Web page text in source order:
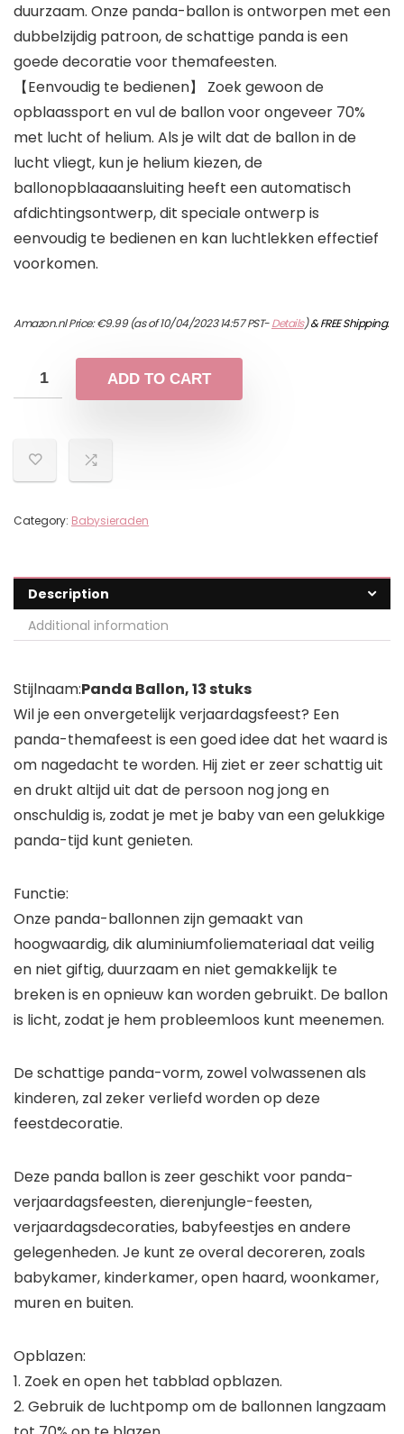
duurzaam. Onze panda-ballon is ontworpen met een
dubbelzijdig patroon, de schattige panda is een
goede decoratie voor themafeesten.
【Eenvoudig te bedienen】 Zoek gewoon de
opblaassport en vul de ballon voor ongeveer 70%
met lucht of helium. Als je wilt dat de ballon in de
lucht vliegt, kun je helium kiezen, de
ballonopblaaaansluiting heeft een automatisch
afdichtingsontwerp, dit speciale ontwerp is
eenvoudig te bedienen en kan luchtlekken effectief
voorkomen.
Amazon.nl Price:€9.99(as of 10/04/2023 14:57 PST-Details)&FREE Shipping.
ADD TO CART
Category: Babysieraden
Description
Additional information
Stijlnaam:Panda Ballon, 13 stuks
Wil je een onvergetelijk verjaardagsfeest? Een
panda-themafeest is een goed idee dat het waard is
om nagedacht te worden. Hij ziet er zeer schattig uit
en drukt altijd uit dat de persoon nog jong en
onschuldig is, zodat je met je baby van een gelukkige
panda-tijd kunt genieten.
Functie:
Onze panda-ballonnen zijn gemaakt van
hoogwaardig, dik aluminiumfoliemateriaal dat veilig
en niet giftig, duurzaam en niet gemakkelijk te
breken is en opnieuw kan worden gebruikt. De ballon
is licht, zodat je hem probleemloos kunt meenemen.
De schattige panda-vorm, zowel volwassenen als
kinderen, zal zeker verliefd worden op deze
feestdecoratie.
Deze panda ballon is zeer geschikt voor panda-
verjaardagsfeesten, dierenjungle-feesten,
verjaardagsdecoraties, babyfeestjes en andere
gelegenheden. Je kunt ze overal decoreren, zoals
babykamer, kinderkamer, open haard, woonkamer,
muren en buiten.
Opblazen:
1. Zoek en open het tabblad opblazen.
2. Gebruik de luchtpomp om de ballonnen langzaam